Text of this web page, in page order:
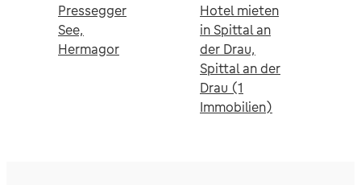
Pressegger
See,
Hermagor
Hotel mieten
in Spittal an
der Drau,
Spittal an der
Drau (1
Immobilien)